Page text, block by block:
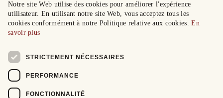
Notre site Web utilise des cookies pour améliorer l'expérience
utilisateur. En utilisant notre site Web, vous acceptez tous les
cookies conformément à notre Politique relative aux cookies.En
savoir plus
STRICTEMENT NÉCESSAIRES
PERFORMANCE
FONCTIONNALITÉ